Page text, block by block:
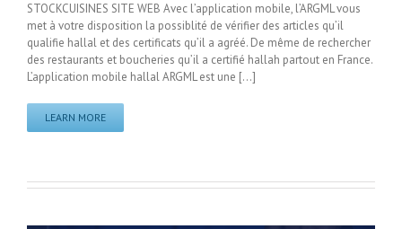
STOCKCUISINES SITE WEB Avec l’application mobile, l’ARGML vous
met à votre disposition la possiblité de vérifier des articles qu’il
qualifie hallal et des certificats qu’il a agréé. De même de rechercher
des restaurants et boucheries qu’il a certifié hallah partout en France.
L’application mobile hallal ARGML est une [...]
LEARN MORE